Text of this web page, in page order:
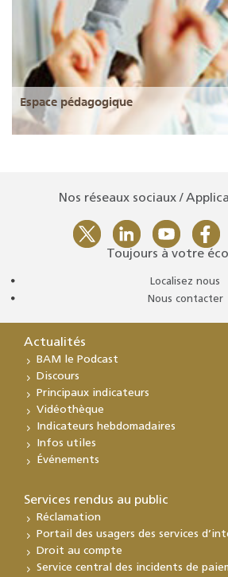
Espace pédagogique
Nos réseaux sociaux /
Toujours à votre
Localisez nous
Nous contacter
Actualités
BAM le Podcast
Discours
Principaux indicateurs
Vidéothèque
Indicateurs hebdomadaires
Infos utiles
Événements
Services rendus au public
Réclamation
Portail des usagers des services
Droit au compte
Service central des incidents de